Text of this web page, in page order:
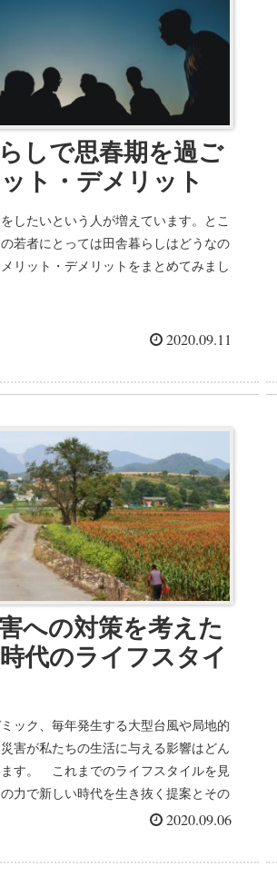
しで思春期を過ご
ト・デメリット
したいという人が増えています。とこ
若者にとっては田舎暮らしはどうなの
リット・デメリットをまとめてみまし
2020.09.11
への対策を考えた
代のライフスタイ
ック、毎年発生する大型台風や局地的
害が私たちの生活に与える影響はどん
ます。 これまでのライフスタイルを見
力で新しい時代を生き抜く提案とその
2020.09.06